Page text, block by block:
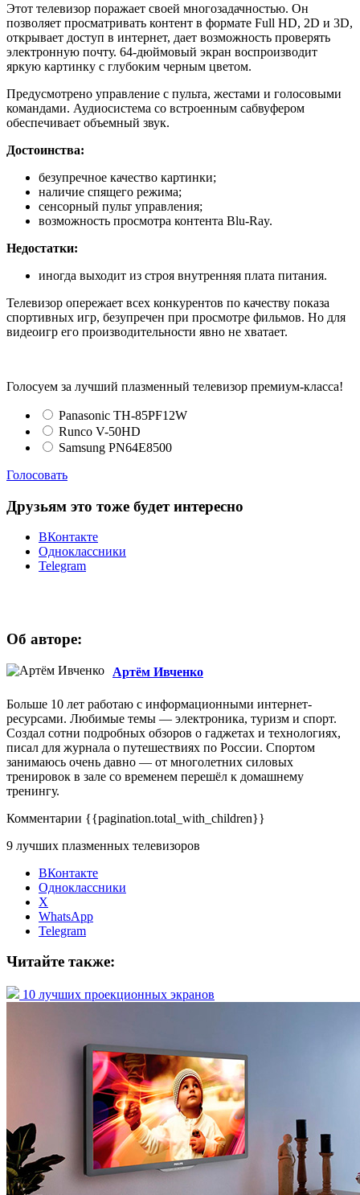
Этот телевизор поражает своей многозадачностью. Он
позволяет просматривать контент в формате Full HD, 2D и 3D,
открывает доступ в интернет, дает возможность проверять
электронную почту. 64-дюймовый экран воспроизводит
яркую картинку с глубоким черным цветом.
Предусмотрено управление с пульта, жестами и голосовыми
командами. Аудиосистема со встроенным сабвуфером
обеспечивает объемный звук.
Достоинства:
безупречное качество картинки;
наличие спящего режима;
сенсорный пульт управления;
возможность просмотра контента Blu-Ray.
Недостатки:
иногда выходит из строя внутренняя плата питания.
Телевизор опережает всех конкурентов по качеству показа
спортивных игр, безупречен при просмотре фильмов. Но для
видеоигр его производительности явно не хватает.
Голосуем за лучший плазменный телевизор премиум-класса!
Panasonic TH-85PF12W
Runco V-50HD
Samsung PN64E8500
Голосовать
Друзьям это тоже будет интересно
ВКонтакте
Одноклассники
Telegram
Об авторе:
Артём Ивченко
Больше 10 лет работаю с информационными интернет-
ресурсами. Любимые темы — электроника, туризм и спорт.
Создал сотни подробных обзоров о гаджетах и технологиях,
писал для журнала о путешествиях по России. Спортом
занимаюсь очень давно — от многолетних силовых
тренировок в зале со временем перешёл к домашнему
тренингу.
Комментарии {{pagination.total_with_children}}
9 лучших плазменных телевизоров
ВКонтакте
Одноклассники
X
WhatsApp
Telegram
Читайте также:
10 лучших проекционных экранов